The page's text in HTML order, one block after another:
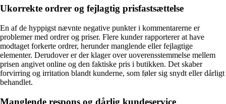
Ukorrekte ordrer og fejlagtig prisfastsættelse
En af de hyppigst nævnte negative punkter i kommentarerne er
problemer med ordrer og priser. Flere kunder rapporterer at have
modtaget forkerte ordrer, herunder manglende eller fejlagtige
elementer. Derudover er der klager over uoverensstemmelse mellem
prisen angivet online og den faktiske pris i butikken. Det skaber
forvirring og irritation blandt kunderne, som føler sig snydt eller dårligt
behandlet.
Manglende respons og dårlig kundeservice